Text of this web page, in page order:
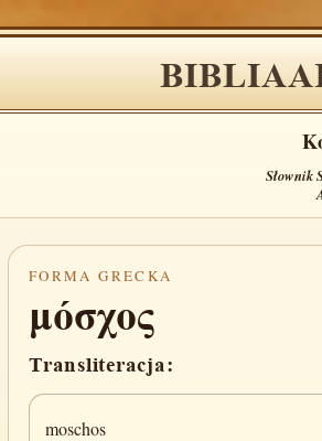
Słownik
FORMA GRECKA
μόσχος
Transliteracja:
moschos